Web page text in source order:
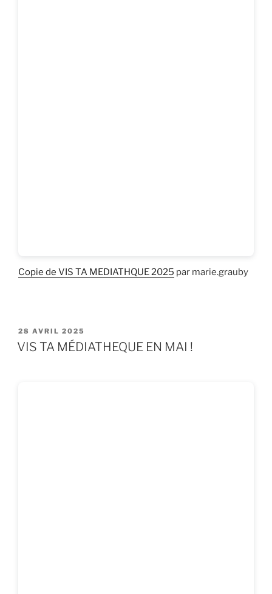
Copie de VIS TA MEDIATHQUE 2025 par marie.grauby
PUBLIÉ
LE
28 AVRIL 2025
VIS TA MÉDIATHEQUE EN MAI !